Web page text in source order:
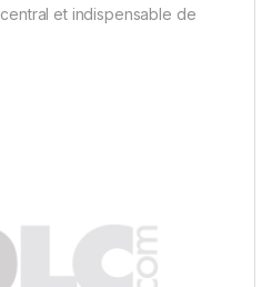
et indispensable de